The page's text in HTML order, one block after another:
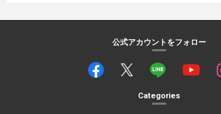
公式アカウントをフォロー
Categories